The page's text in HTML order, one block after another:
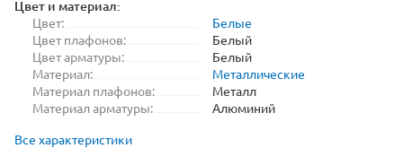
Цвет и материал:
Цвет:
Белые
Цвет плафонов:
Белый
Цвет арматуры:
Белый
Материал:
Металлические
Материал плафонов:
Металл
Материал арматуры:
Алюминий
Все характеристики